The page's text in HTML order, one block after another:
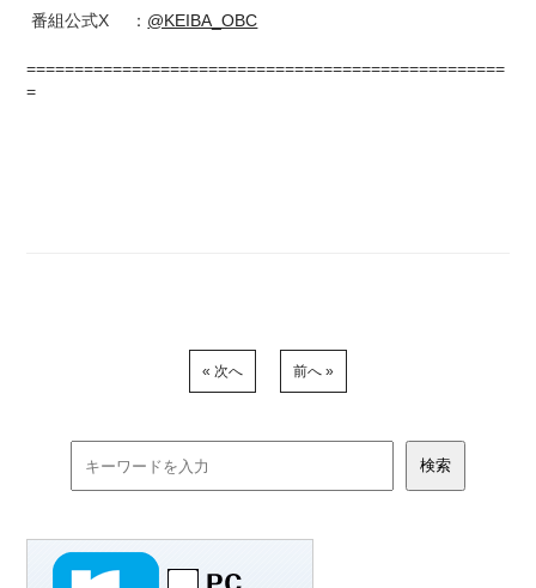
番組公式X ： @KEIBA_OBC
==================================================
=
« 次へ 前へ »